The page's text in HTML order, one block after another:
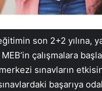
son 2+2 yılına,
çalışmalara
sınavların
başarıya